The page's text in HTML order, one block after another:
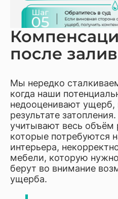
после
Мы нередко
когда наши
недооценивают ущерб,
результате
учитывают весь объём
которые потребуются
интерьера,
мебели, которую
берут во внимание
ущерба.